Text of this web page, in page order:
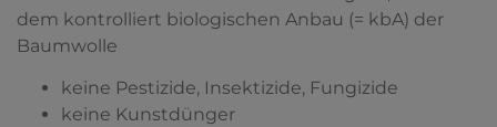
dem kontrolliert biologischen Anbau (= kbA) der
Baumwolle
keine Pestizide, Insektizide, Fungizide
keine Kunstdünger